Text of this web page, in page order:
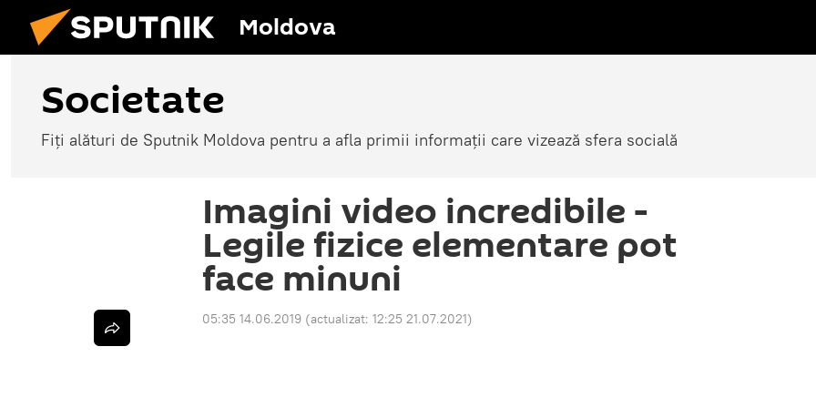
Moldova
Societate
Fiți alături de Sputnik Moldova pentru a afla primii informații care vizează sfera socială
Imagini video incredibile -
Legile fizice elementare pot
face minuni
05:35 14.06.2019 (actualizat: 12:25 21.07.2021)